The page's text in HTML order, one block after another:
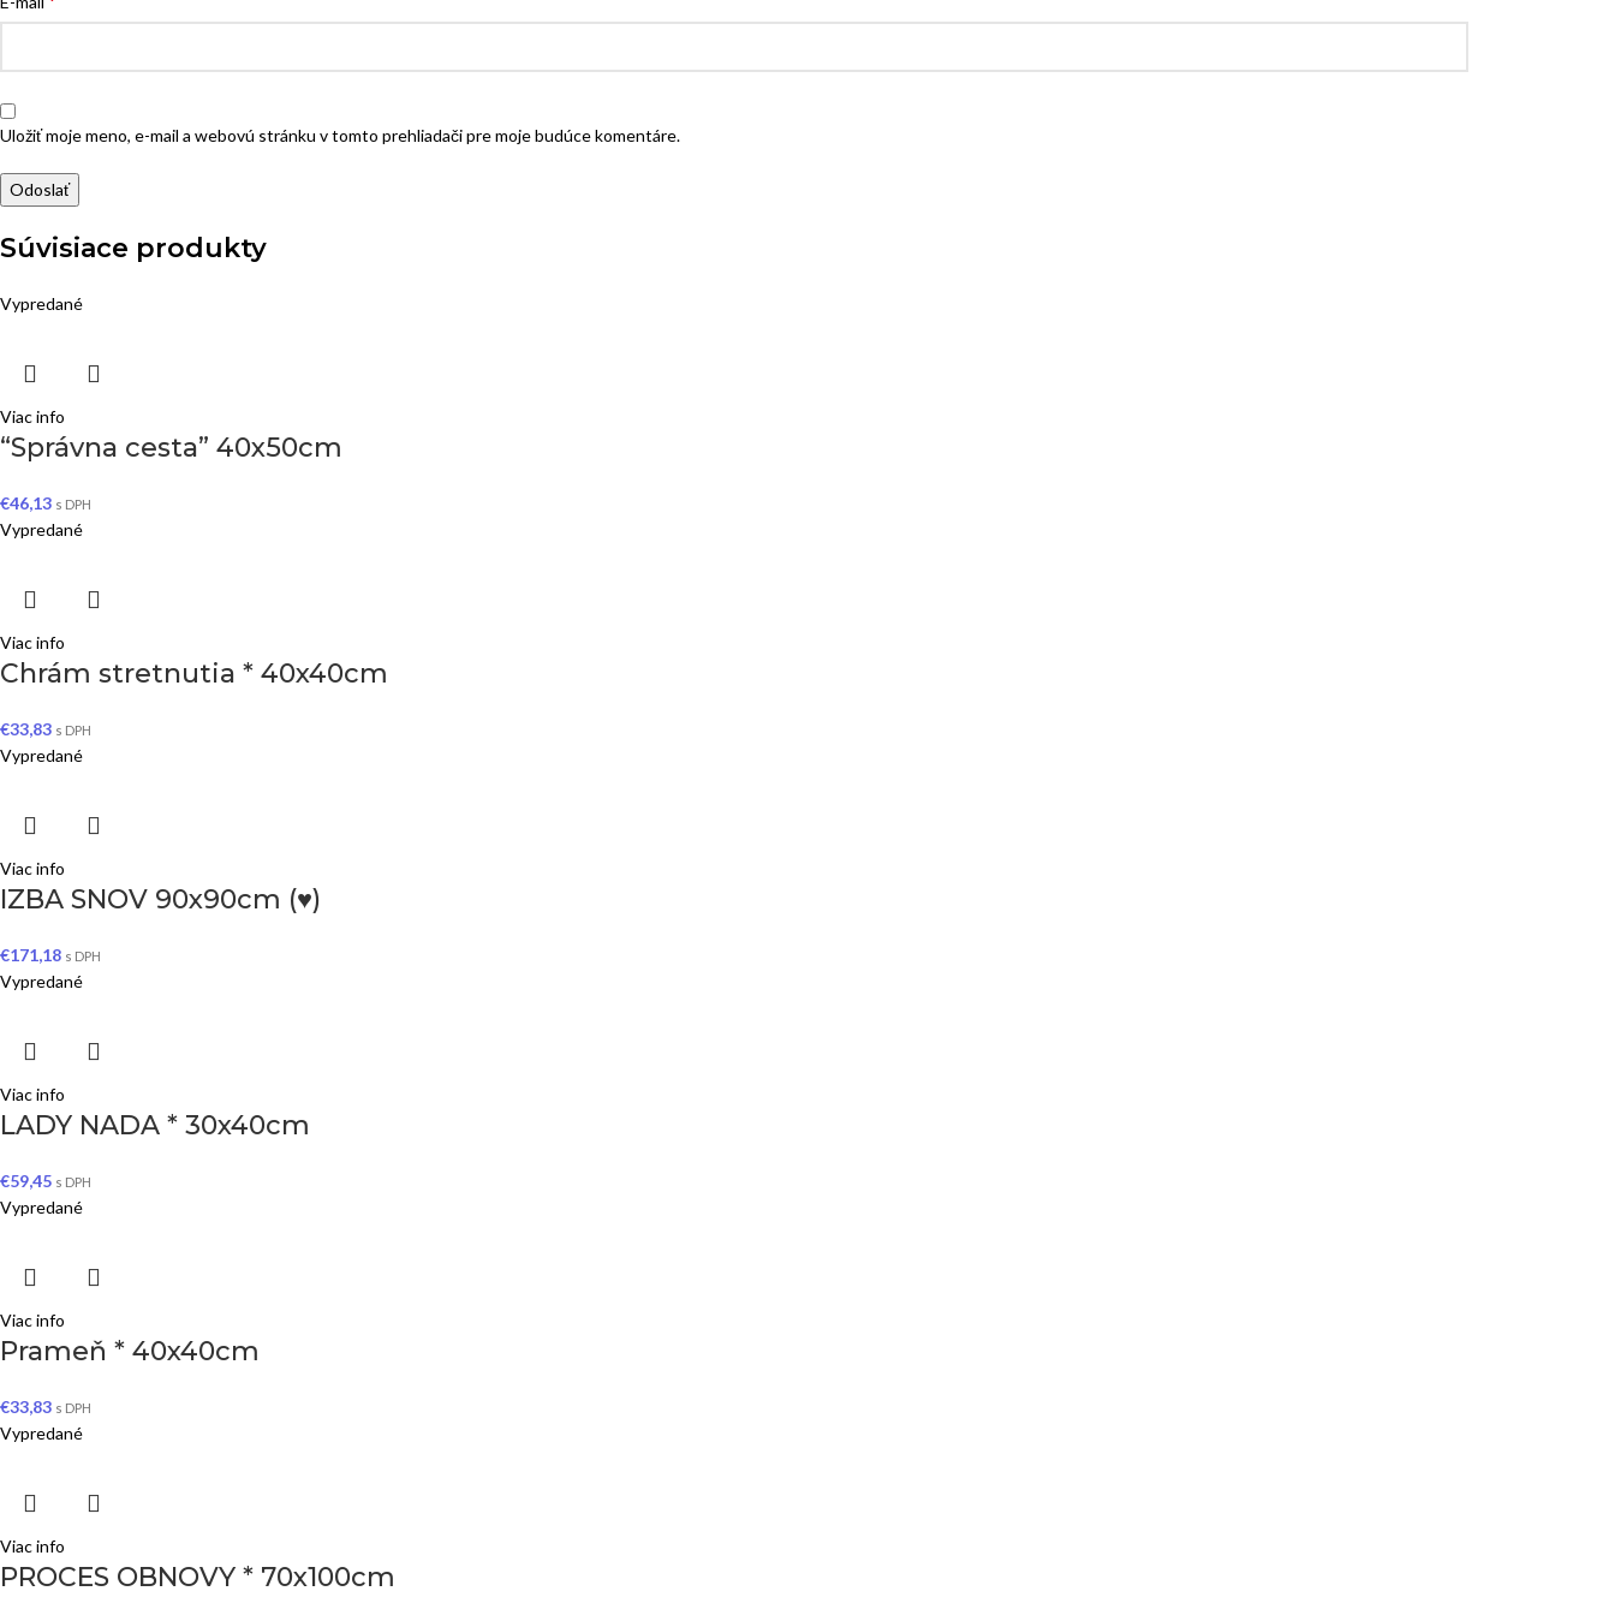
Uložiť moje meno, e-mail a webovú stránku v tomto prehliadači pre moje budúce komentáre.
Súvisiace produkty
Vypredané
Viac info
“Správna cesta” 40x50cm
€46,13 s DPH
Vypredané
Viac info
Chrám stretnutia * 40x40cm
€33,83 s DPH
Vypredané
Viac info
IZBA SNOV 90x90cm (♥)
€171,18 s DPH
Vypredané
Viac info
LADY NADA * 30x40cm
€59,45 s DPH
Vypredané
Viac info
Prameň * 40x40cm
€33,83 s DPH
Vypredané
Viac info
PROCES OBNOVY * 70x100cm